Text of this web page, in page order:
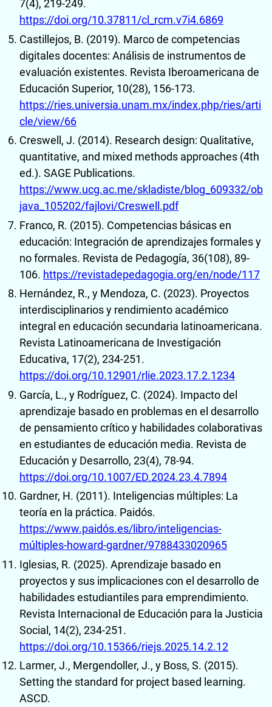
7(4), 219-249.
https://doi.org/10.37811/cl_rcm.v7i4.6869
Castillejos, B. (2019). Marco de competencias
digitales docentes: Análisis de instrumentos de
evaluación existentes. Revista Iberoamericana de
Educación Superior, 10(28), 156-173.
https://ries.universia.unam.mx/index.php/ries/arti
cle/view/66
Creswell, J. (2014). Research design: Qualitative,
quantitative, and mixed methods approaches (4th
ed.). SAGE Publications.
https://www.ucg.ac.me/skladiste/blog_609332/ob
java_105202/fajlovi/Creswell.pdf
Franco, R. (2015). Competencias básicas en
educación: Integración de aprendizajes formales y
no formales. Revista de Pedagogía, 36(108), 89-
106. https://revistadepedagogia.org/en/node/117
Hernández, R., y Mendoza, C. (2023). Proyectos
interdisciplinarios y rendimiento académico
integral en educación secundaria latinoamericana.
Revista Latinoamericana de Investigación
Educativa, 17(2), 234-251.
https://doi.org/10.12901/rlie.2023.17.2.1234
García, L., y Rodríguez, C. (2024). Impacto del
aprendizaje basado en problemas en el desarrollo
de pensamiento crítico y habilidades colaborativas
en estudiantes de educación media. Revista de
Educación y Desarrollo, 23(4), 78-94.
https://doi.org/10.1007/ED.2024.23.4.7894
Gardner, H. (2011). Inteligencias múltiples: La
teoría en la práctica. Paidós.
https://www.paidós.es/libro/inteligencias-
múltiples-howard-gardner/9788433020965
Iglesias, R. (2025). Aprendizaje basado en
proyectos y sus implicaciones con el desarrollo de
habilidades estudiantiles para emprendimiento.
Revista Internacional de Educación para la Justicia
Social, 14(2), 234-251.
https://doi.org/10.15366/riejs.2025.14.2.12
Larmer, J., Mergendoller, J., y Boss, S. (2015).
Setting the standard for project based learning.
ASCD.